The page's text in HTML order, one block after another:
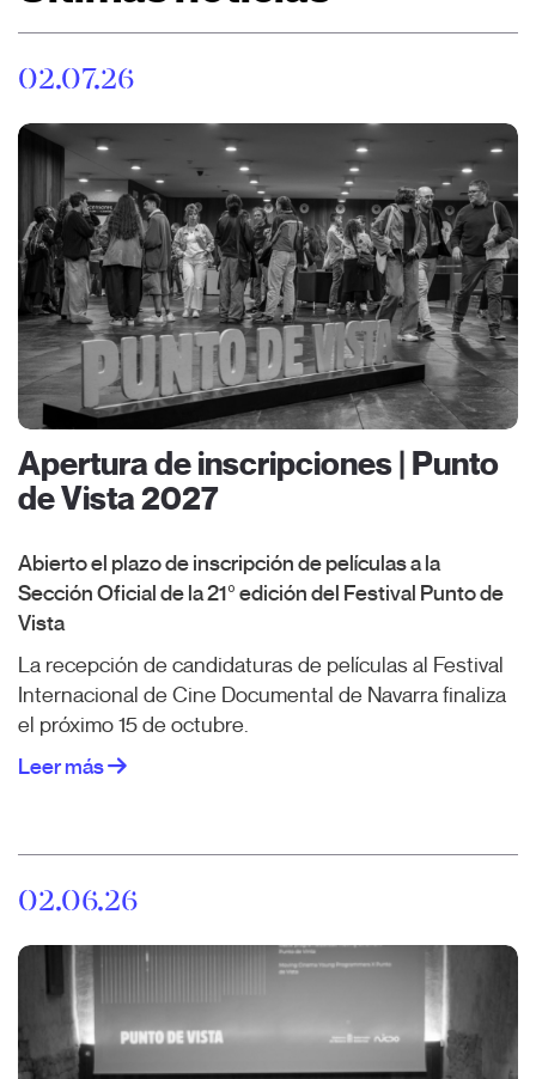
02.07.26
Apertura de inscripciones | Punto
de Vista 2027
Abierto el plazo de inscripción de películas a la
Sección Oficial de la 21º edición del Festival Punto de
Vista
La recepción de candidaturas de películas al Festival
Internacional de Cine Documental de Navarra finaliza
el próximo 15 de octubre.
Leer más
02.06.26